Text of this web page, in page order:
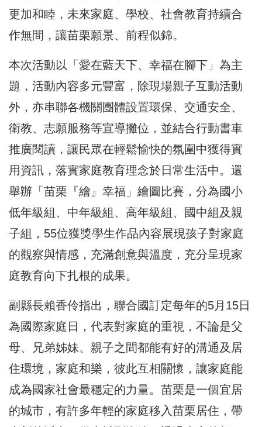
更加和睦，未來家庭、學校、社會教育持續合
作無間，讓苗栗願景、前程似錦。
本次活動以「愛在藍天下、幸福在腳下」為主
題，活動內容多元豐富，除現場親子互動活動
外，亦串聯各機關團體設置環保、交通安全、
衛教、志願服務等宣導攤位，並結合行動書車
推廣閱讀，讓民眾在輕鬆愉快的氛圍中獲得實
用資訊，落實家庭教育理念於日常生活中。還
舉辦「苗栗『繪』幸福」繪圖比賽，分為國小
低年級組、中年級組、高年級組、國中組及親
子組，55位獲獎學生作品內容展現孩子對家庭
的觀察與情感，充滿創意與溫度，充分呈現家
庭教育向下扎根的成果。
副縣長賴香伶指出，聯合國訂定每年的5月15日
為國際家庭日，代表對家庭的重視，不論是父
母、兄弟姊妹、親子之間都能有好的溝通及居
住環境，家庭和樂，彼此互相關懷，讓家庭能
成為國家社會最穩定的力量。苗栗是一個宜居
的城市，有許多年輕的家庭移入苗栗居住，帶